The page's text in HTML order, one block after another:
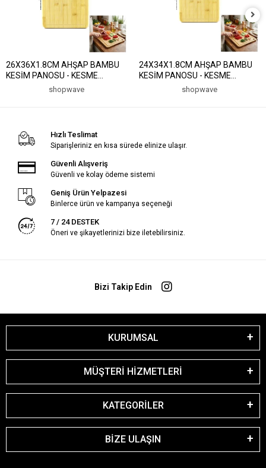
26X36X1.8CM AHŞAP BAMBU
KESİM PANOSU - KESME
TAHTASI (5047)shopwave
24X34X1.8CM AHŞAP BAMBU
KESİM PANOSU - KESME
TAHTASI (5047)shopwave
Hızlı Teslimat
Siparişleriniz en kısa sürede elinize ulaşır.
Güvenli Alışveriş
Güvenli ve kolay ödeme sistemi
Geniş Ürün Yelpazesi
Binlerce ürün ve kampanya seçeneği
7 / 24 DESTEK
Öneri ve şikayetlerinizi bize iletebilirsiniz.
Bizi Takip Edin
KURUMSAL
MÜŞTERİ HİZMETLERİ
KATEGORİLER
BİZE ULAŞIN